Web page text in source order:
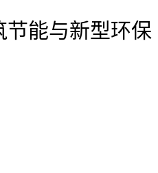
能与新型环保